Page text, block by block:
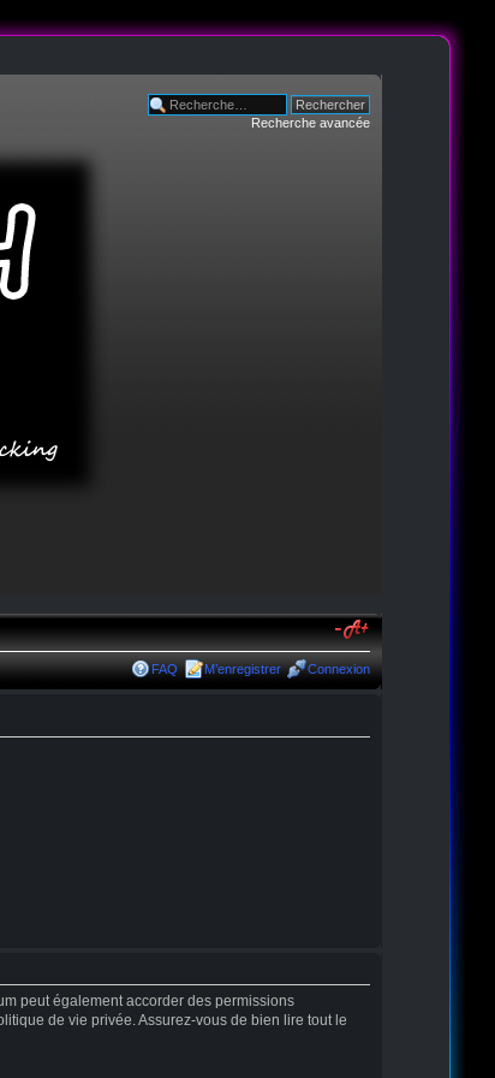
Recherche avancée
FAQ M’enregistrer Connexion
peut également accorder des permissions
de vie privée. Assurez-vous de bien lire tout le